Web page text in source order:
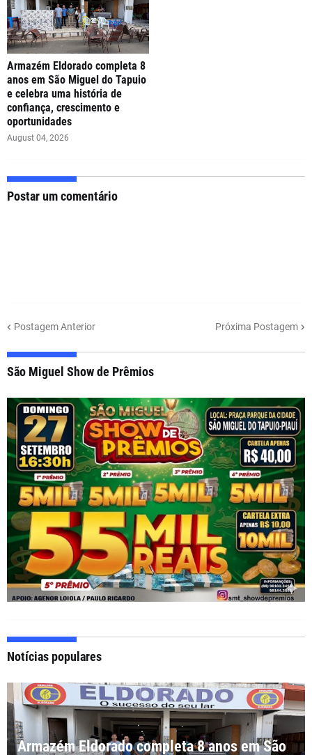
Armazém Eldorado completa 8
anos em São Miguel do Tapuio
e celebra uma história de
confiança, crescimento e
oportunidades
August 04, 2026
Postar um comentário
Postagem Anterior Próxima Postagem
São Miguel Show de Prêmios
Notícias populares
Armazém Eldorado completa 8 anos em São